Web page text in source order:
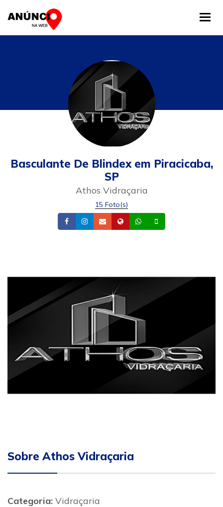
Basculante De Blindex em Piracicaba,
SP
Athos Vidraçaria
15 Foto(s)
FacebookInstagram
Email Site Whatsapp
Sobre Athos Vidraçaria
Categoria: Vidraçaria